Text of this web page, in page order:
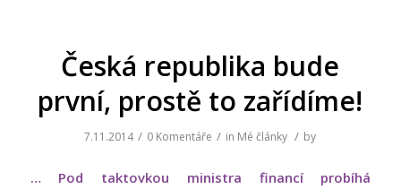
Česká republika bude
první, prostě to zařídíme!
7.11.2014 / 0 Komentáře / in Mé články / by
… Pod taktovkou ministra financí probíhá